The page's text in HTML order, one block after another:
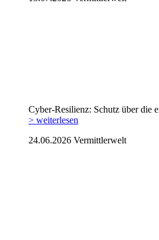
Cyber-Resilienz: Schutz über die
> weiterlesen
24.06.2026 Vermittlerwelt